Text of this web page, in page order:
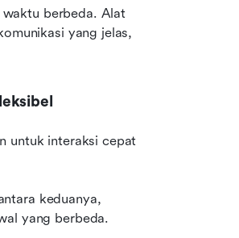
berbeda. Alat
yang jelas,
untuk interaksi cepat
keduanya,
yang berbeda.